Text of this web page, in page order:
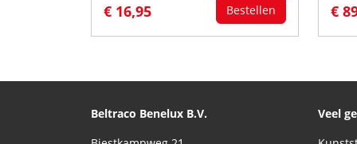
€ 16,95 Bestellen €
Beltraco Benelux B.V.
Veel